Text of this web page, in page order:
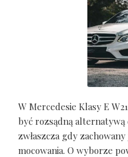
W Mercedesie Klasy E
być rozsądną
zwłaszcza gdy
mocowania. O wyborze